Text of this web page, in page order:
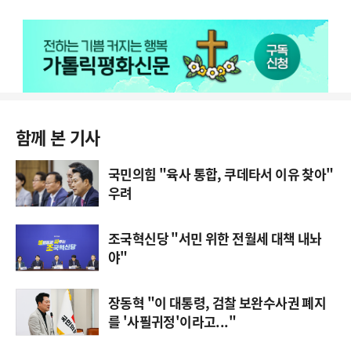
함께 본 기사
국민의힘 "육사 통합, 쿠데타서 이유 찾아"
우려
조국혁신당 "서민 위한 전월세 대책 내놔
야"
장동혁 "이 대통령, 검찰 보완수사권 폐지
를 '사필귀정'이라고..."